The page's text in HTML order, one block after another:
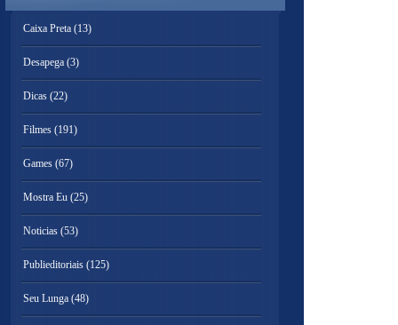
Caixa Preta (13)
Desapega (3)
Dicas (22)
Filmes (191)
Games (67)
Mostra Eu (25)
Noticias (53)
Publieditoriais (125)
Seu Lunga (48)